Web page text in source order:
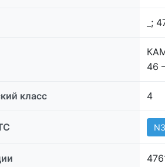
_;
46
класс 4